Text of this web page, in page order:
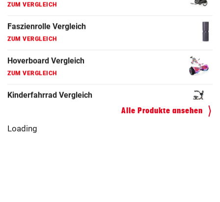
Faszienrolle Vergleich
Hoverboard Vergleich
Kinderfahrrad Vergleich
Alle Produkte ansehen
Loading